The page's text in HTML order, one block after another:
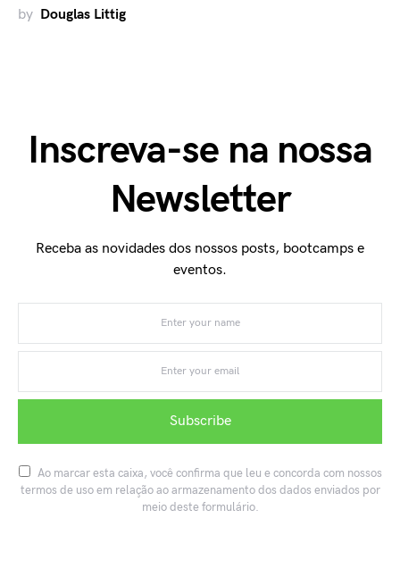
by Douglas Littig
Inscreva-se na nossa
Newsletter
Receba as novidades dos nossos posts, bootcamps e
eventos.
Subscribe
Ao marcar esta caixa, você confirma que leu e concorda com nossos
termos de uso em relação ao armazenamento dos dados enviados por
meio deste formulário.